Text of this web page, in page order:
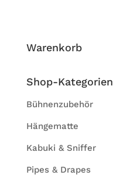
Waren­korb
Shop-Kate­go­rien
Bühnenzubehör
Hängematte
Kabuki & Sniffer
Pipes & Drapes